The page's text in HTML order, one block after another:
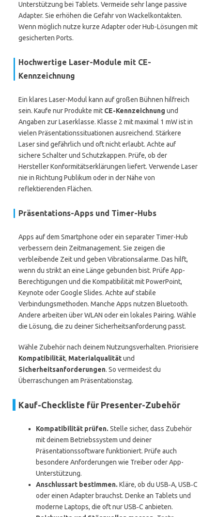
Unterstützung bei Tablets. Vermeide sehr lange passive
Adapter. Sie erhöhen die Gefahr von Wackelkontakten.
Wenn möglich nutze kurze Adapter oder Hub-Lösungen mit
gesicherten Ports.
Hochwertige Laser-Module mit CE-
Kennzeichnung
Ein klares Laser-Modul kann auf großen Bühnen hilfreich
sein. Kaufe nur Produkte mit CE-Kennzeichnung und
Angaben zur Laserklasse. Klasse 2 mit maximal 1 mW ist in
vielen Präsentationssituationen ausreichend. Stärkere
Laser sind gefährlich und oft nicht erlaubt. Achte auf
sichere Schalter und Schutzkappen. Prüfe, ob der
Hersteller Konformitätserklärungen liefert. Verwende Laser
nie in Richtung Publikum oder in der Nähe von
reflektierenden Flächen.
Präsentations-Apps und Timer-Hubs
Apps auf dem Smartphone oder ein separater Timer-Hub
verbessern dein Zeitmanagement. Sie zeigen die
verbleibende Zeit und geben Vibrationsalarme. Das hilft,
wenn du strikt an eine Länge gebunden bist. Prüfe App-
Berechtigungen und die Kompatibilität mit PowerPoint,
Keynote oder Google Slides. Achte auf stabile
Verbindungsmethoden. Manche Apps nutzen Bluetooth.
Andere arbeiten über WLAN oder ein lokales Pairing. Wähle
die Lösung, die zu deiner Sicherheitsanforderung passt.
Wähle Zubehör nach deinem Nutzungsverhalten. Priorisiere
Kompatibilität, Materialqualitätund
Sicherheitsanforderungen. So vermeidest du
Überraschungen am Präsentationstag.
Kauf-Checkliste für Presenter-Zubehör
Kompatibilität prüfen. Stelle sicher, dass Zubehör
mit deinem Betriebssystem und deiner
Präsentationssoftware funktioniert. Prüfe auch
besondere Anforderungen wie Treiber oder App-
Unterstützung.
Anschlussart bestimmen. Kläre, ob du USB‑A, USB‑C
oder einen Adapter brauchst. Denke an Tablets und
moderne Laptops, die oft nur USB‑C anbieten.